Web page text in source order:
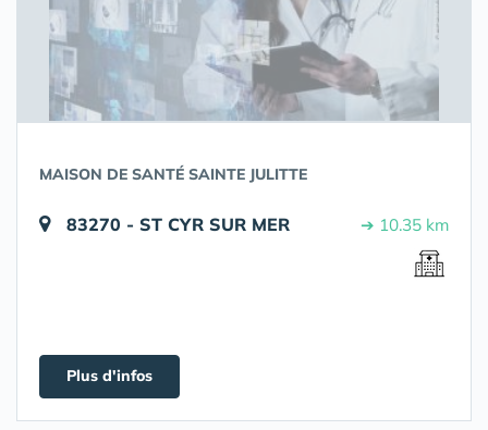
MAISON DE SANTÉ SAINTE JULITTE
83270 - ST CYR SUR MER ➔ 10.35 km
Plus d'infos